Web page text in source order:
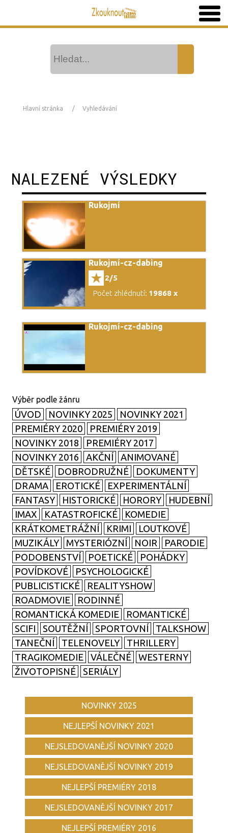
Hlavní stránka Vyhledávání
NALEZENÉ VÝSLEDKY
Rukojmí
Rukojmí-cz-dabing
2/5
Počet zhlédnutí: 19868 x
Rukojmí-cz-dabing
ÚVOD NOVINKY 2025
NOVINKY 2021
PREMIÉRY 2020
PREMIÉRY 2019
NOVINKY 2018
PREMIÉRY 2017
NOVINKY 2016
AKČNÍ
ANIMOVANÉ
DĚTSKÉ
DOBRODRUŽNÉ
DOKUMENTY
DRAMA
EROTICKÉ
EXPERIMENTÁLNÍ
FANTASY
HISTORICKÉ HORORY
HUDEBNÍ
IMAX
KATASTROFICKÉ
KOMEDIE
KRÁTKOMETRÁŽNÍ
KRIMI
LOUTKOVÉ
MUZIKÁLY
MYSTERIÓZNÍ NOIR
PARODIE
PODOBENSTVÍ
POETICKÉ
POHÁDKY
POVÍDKOVÉ
PSYCHOLOGICKÉ
PUBLICISTICKÉ
REALITYSHOW
ROADMOVIE
RODINNÉ
ROMANTICKÁ KOMEDIE
ROMANTICKÉ
SCIFI
SOUTĚŽNÍ SPORTOVNÍ
TALKSHOW
TANEČNÍ
TELENOVELY
THRILLERY
TRAGIKOMEDIE
VÁLEČNÉ
WESTERNY
ŽIVOTOPISNÉ
SERIÁLY
NOVINKY 2025
NEJLEPŠÍ NOVINKY 2021
NEJSLEDOVANĚJŠÍ NOVINKY 2020
NEJSLEDOVANĚJŠÍ NOVINKY 2019
NEJLEPŠÍ PREMIÉRY 2018
NEJSLEDOVANĚJŠÍ NOVINKY 2017
NEJLEPŠÍ PREMIÉRY 2016